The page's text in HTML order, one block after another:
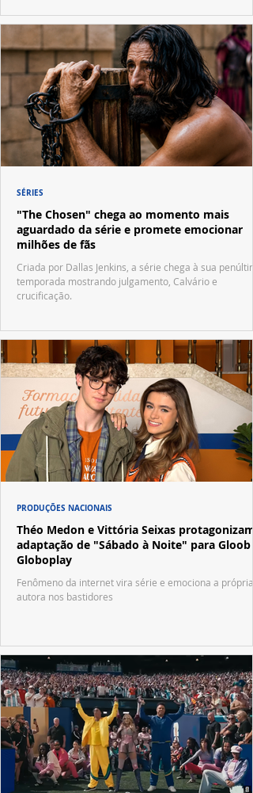
"The Chosen" chega ao momento mais
aguardado da série e promete emocionar
milhões de fãs
Criada por Dallas Jenkins, a série chega à sua
temporada mostrando julgamento, Calvário e
crucificação.
SÉRIES
Théo Medon e Vittória Seixas protagonizam
adaptação de "Sábado à Noite" para Gloob e
Globoplay
Fenômeno da internet vira série e emociona a própria
autora nos bastidores
PRODUÇÕES NACIONAIS